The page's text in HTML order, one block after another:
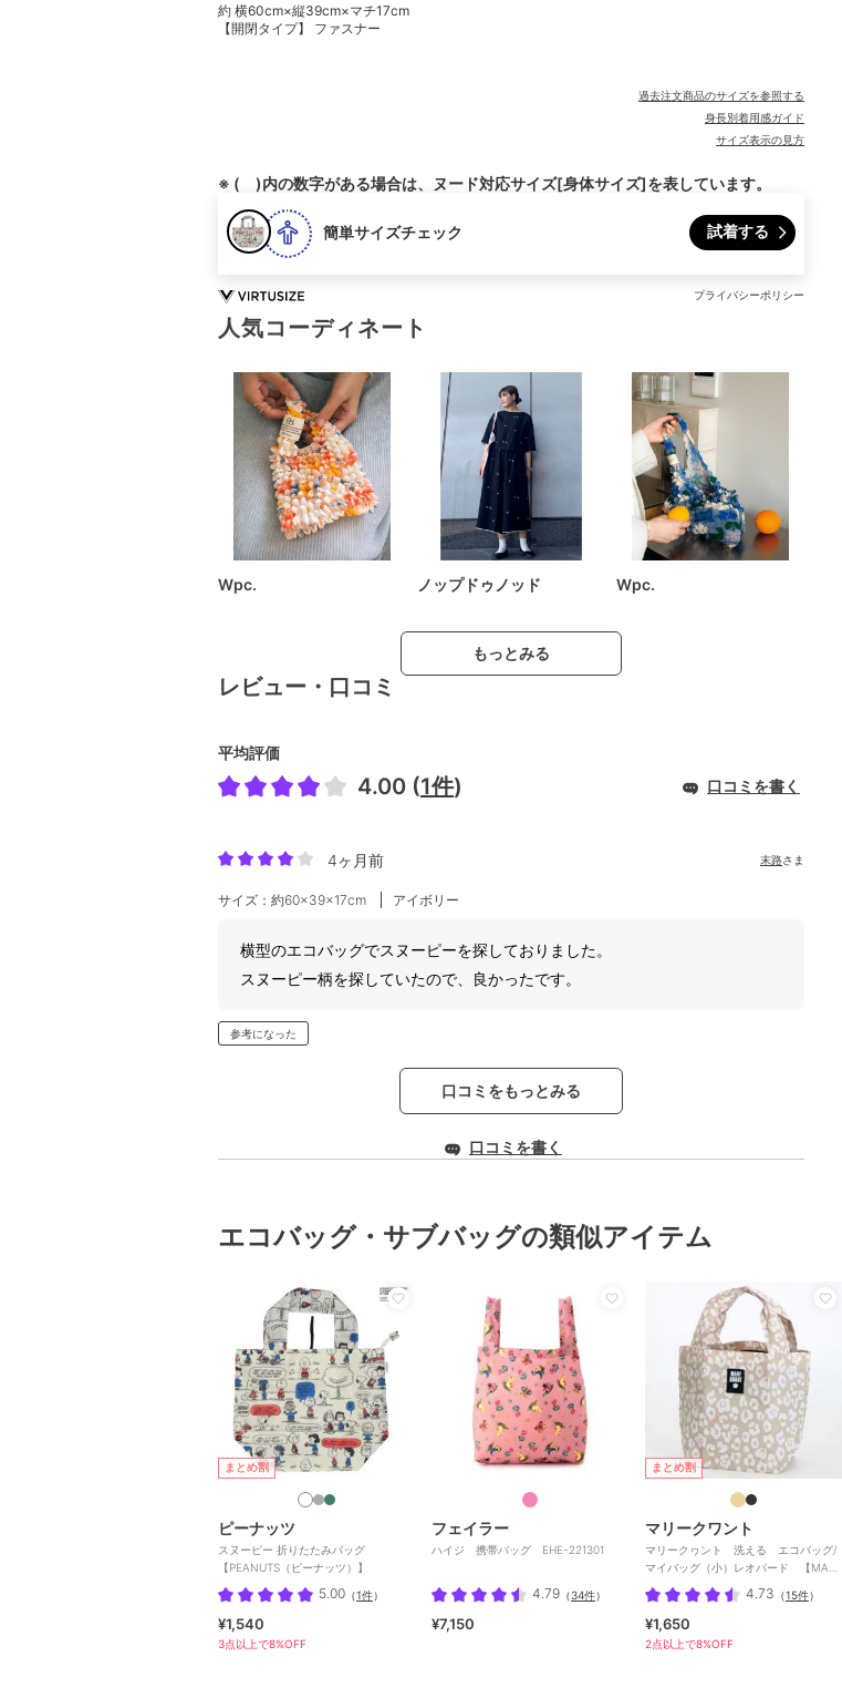
約 横60cm×縦39cm×マチ17cm
【開閉タイプ】 ファスナー
過去注文商品のサイズを参照する
身長別着用感ガイド
サイズ表示の見方
※ ( )内の数字がある場合は、ヌード対応サイズ[身体サイズ]を表しています。
簡単サイズチェック 試着する
プライバシーポリシー
人気コーディネート
Wpc. ノップドゥノッド Wpc.
もっとみる
レビュー・口コミ
平均評価
4.00 (1件) 口コミを書く
4ヶ月前 末路さま
サイズ：約60×39×17cm アイボリー
横型のエコバッグでスヌーピーを探しておりました。
スヌーピー柄を探していたので、良かったです。
参考になった
口コミをもっとみる
口コミを書く
エコバッグ・サブバッグの類似アイテム
まとめ割
ピーナッツ
スヌーピー 折りたたみバッグ
【PEANUTS（ピーナッツ）】
5.00 （1件）
¥1,540
3点以上で8%OFF
フェイラー
ハイジ 携帯バッグ EHE-221301
4.79 （34件）
¥7,150
まとめ割
マリークワント
マリークヮント 洗える エコバッグ/
マイバッグ（小）レオパード 【MARY
QUANT】
4.73 （15件）
¥1,650
2点以上で8%OFF